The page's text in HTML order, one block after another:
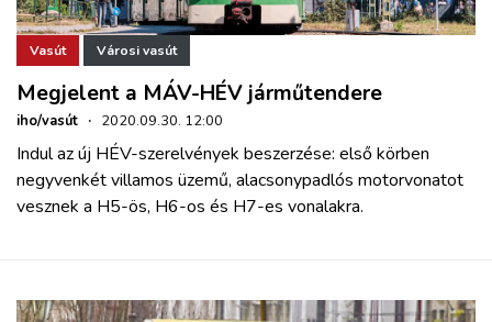
Vasút Városi vasút
Megjelent a MÁV-HÉV járműtendere
iho/vasút · 2020.09.30. 12:00
Indul az új HÉV-szerelvények beszerzése: első körben
negyvenkét villamos üzemű, alacsonypadlós motorvonatot
vesznek a H5-ös, H6-os és H7-es vonalakra.